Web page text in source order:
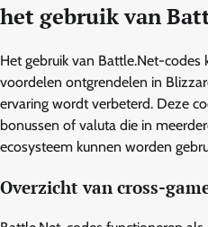
het gebruik van
Het gebruik van Battle.Net-
voordelen ontgrendelen in
ervaring wordt verbeterd. Deze
bonussen of valuta die in
ecosysteem kunnen worden
Overzicht van cross-